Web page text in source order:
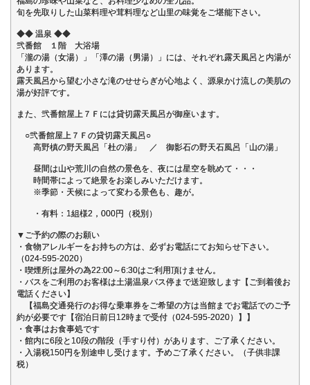
旬を先取りした山菜料理や茸料理など山里の味覚をご堪能下さい。
◆◆ 温泉 ◆◆
弐番館 １階 大浴場
「瀧の湯（女湯）」「澤の湯（男湯）」には、それぞれ露天風呂と内湯が
あります。
露天風呂から望む小さな滝のせせらぎが心地よく、源泉かけ流しの美肌の
湯が好評です。
また、弐番館屋上７Ｆには貸切露天風呂が御座います。
○弐番館屋上７Ｆの貸切露天風呂○
高野槙の野天風呂「杜の湯」 ／ 御影石の野天石風呂「山の湯」
昼間は山や荒川の自然の景色を、夜には星空を眺めて・・・
時間帯によって絶景をお楽しみいただけます。
※季節・天候によって変わる景色も、趣が。
・有料：1組様2，000円（税別）
▼ご予約の際のお願い
・食物アレルギーをお持ちの方は、必ずお電話にてお知らせ下さい。
（024-595-2020）
・喫煙所は屋外の為22:00～6:30はご利用頂けません。
・バスをご利用のお客様は土湯温泉バス停まで送迎致します【ご到着後お
電話ください】
【福島交通発行のお得な乗車券をご希望の方は当館までお電話でのご予
約が必要です【宿泊日前日12時まで受付（024-595-2020）】】
・食事はお食事処です
・館内に6段と10段の階段（手すり付）があります、ご了承ください。
・入湯税150円を別途申し受けます。予めご了承ください。（子供非課
税）